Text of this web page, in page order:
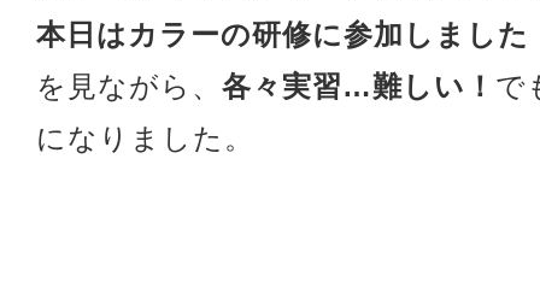
本日はカラーの研修に参加しました
を見ながら、 各々実習…難しい！ で
になりました。